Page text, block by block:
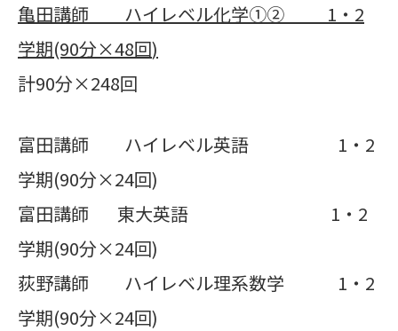
亀田講師 ハイレベル化学①②
1 ・ 2
学期(90分×48回)
計90分×248回
富田講師 ハイレベル英語 1・2
学期(90分×24回)
富田講師 東大英語 1・2
学期(90分×24回)
荻野講師 ハイレベル理系数学 1・2
学期(90分×24回)